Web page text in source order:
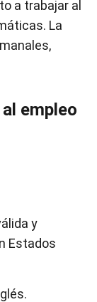
a trabajar al
La
empleo
y
Estados